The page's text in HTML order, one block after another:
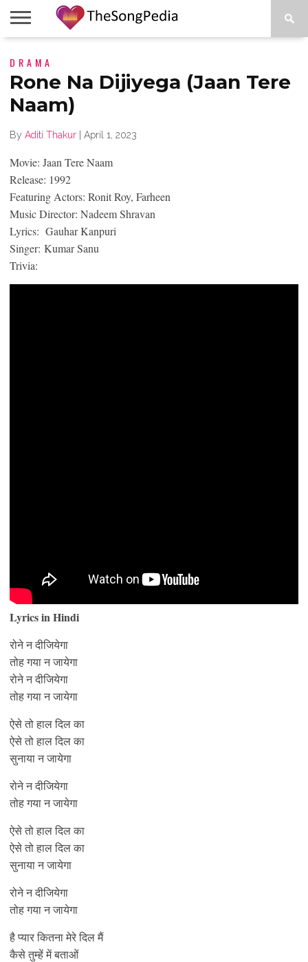
SONG
COLLECTIONS
STARTUPS
PEOPLE
SONGS
PRESS
ABOUT
DRAMA
Rone Na Dijiyega (Jaan Tere
Naam)
By Aditi Thakur April 1, 2023
Movie: Jaan Tere Naam
Release: 1992
Featuring Actors: Ronit Roy, Farheen
Music Director: Nadeem Shravan
Lyrics: Gauhar Kanpuri
Singer: Kumar Sanu
Trivia:
Lyrics in Hindi
रोने न दीजियेगा
तोह गया न जायेगा
रोने न दीजियेगा
तोह गया न जायेगा
ऐसे तो हाल दिल का
ऐसे तो हाल दिल का
सुनाया न जायेगा
रोने न दीजियेगा
तोह गया न जायेगा
ऐसे तो हाल दिल का
ऐसे तो हाल दिल का
सुनाया न जायेगा
रोने न दीजियेगा
तोह गया न जायेगा
है प्यार कितना मेरे दिल मैं
कैसे तुम्हें में बताओं